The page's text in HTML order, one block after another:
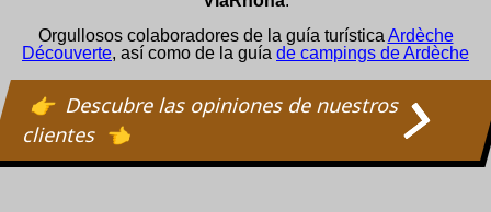
Orgullosos colaboradores de la guía turística Ardèche
Découverte, así como de la guía de campings de Ardèche
Descubre las opiniones de nuestros
clientes